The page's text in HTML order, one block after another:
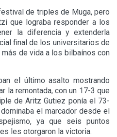
de triples de Muga, pero
que lograba responder a los
la diferencia y extenderla
final de los universitarios de
de vida a los bilbaínos con
el último asalto mostrando
la remontada, con un 17-3 que
de Aritz Gutiez ponía el 73-
el marcador desde el
ya que seis puntos
les otorgaron la victoria.